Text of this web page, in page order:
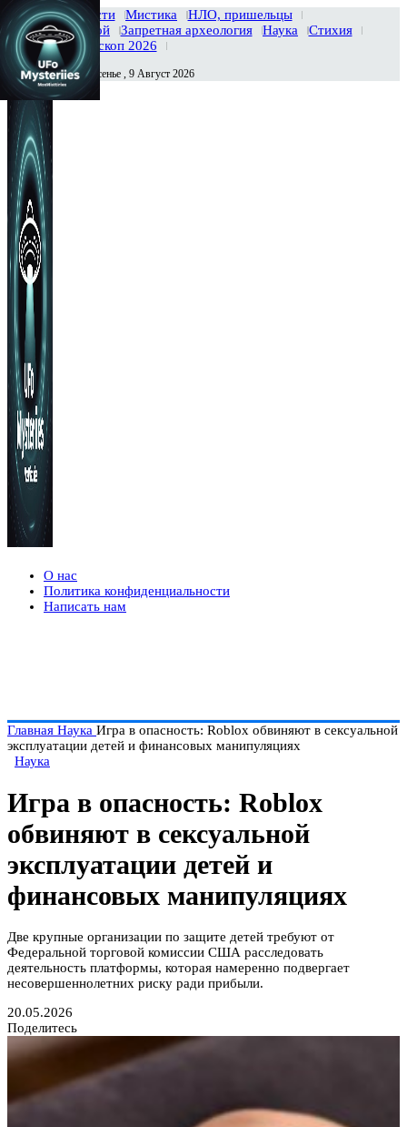
Главная Новости Мистика
НЛО, пришельцы
Тайны вселенной
Запретная археология Наука
Стихия
История
Гороскоп 2026
Сегодня Воскресенье , 9 Август 2026
О нас
Политика конфиденциальности
Написать нам
Главная Наука Игра в опасность: Roblox обвиняют в сексуальной
эксплуатации детей и финансовых манипуляциях
Наука
Игра в опасность: Roblox
обвиняют в сексуальной
эксплуатации детей и
финансовых манипуляциях
Две крупные организации по защите детей требуют от
Федеральной торговой комиссии США расследовать
деятельность платформы, которая намеренно подвергает
несовершеннолетних риску ради прибыли.
20.05.2026
Поделитесь